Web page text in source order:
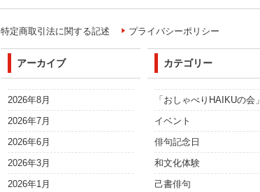
特定商取引法に関する記述 プライバシーポリシー
アーカイブ
2026年8月
2026年7月
2026年6月
2026年3月
2026年1月
カテゴリー
「おしゃべりHAIKUの会」
イベント
俳句記念日
和文化体験
己書俳句